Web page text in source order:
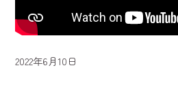
2022年6月10日